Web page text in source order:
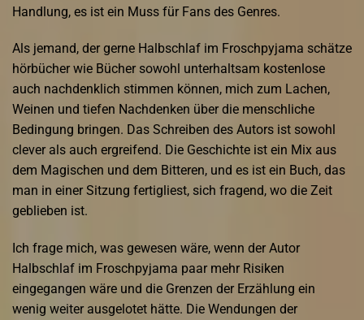
Handlung, es ist ein Muss für Fans des Genres.
Als jemand, der gerne Halbschlaf im Froschpyjama schätze
hörbücher wie Bücher sowohl unterhaltsam kostenlose
auch nachdenklich stimmen können, mich zum Lachen,
Weinen und tiefen Nachdenken über die menschliche
Bedingung bringen. Das Schreiben des Autors ist sowohl
clever als auch ergreifend. Die Geschichte ist ein Mix aus
dem Magischen und dem Bitteren, und es ist ein Buch, das
man in einer Sitzung fertigliest, sich fragend, wo die Zeit
geblieben ist.
Ich frage mich, was gewesen wäre, wenn der Autor
Halbschlaf im Froschpyjama paar mehr Risiken
eingegangen wäre und die Grenzen der Erzählung ein
wenig weiter ausgelotet hätte. Die Wendungen der